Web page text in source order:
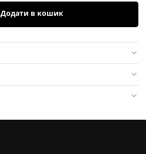
Додати в кошик